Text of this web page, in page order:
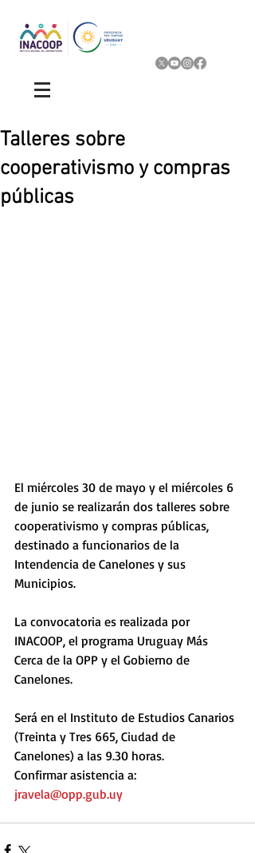
Talleres sobre
cooperativismo y compras
públicas
El miércoles 30 de mayo y el miércoles 6
de junio se realizarán dos talleres sobre
cooperativismo y compras públicas,
destinado a funcionarios de la
Intendencia de Canelones y sus
Municipios.
La convocatoria es realizada por
INACOOP, el programa Uruguay Más
Cerca de la OPP y el Gobierno de
Canelones.
Será en el Instituto de Estudios Canarios
(Treinta y Tres 665, Ciudad de
Canelones) a las 9.30 horas.
Confirmar asistencia a:
jravela@opp.gub.uy